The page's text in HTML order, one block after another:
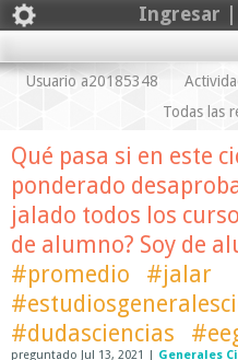
Ingresar |
Usuario a20185348
Todas las
Qué pasa si en este
ponderado
jalado todos los
de alumno? Soy de
#promedio
#jalar
#dudasciencias
preguntado Jul 13, 2021 | Generales